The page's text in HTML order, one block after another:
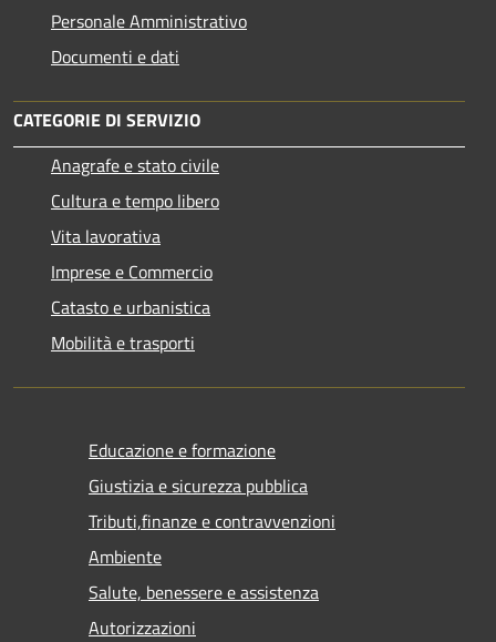
Personale Amministrativo
Documenti e dati
CATEGORIE DI SERVIZIO
Anagrafe e stato civile
Cultura e tempo libero
Vita lavorativa
Imprese e Commercio
Catasto e urbanistica
Mobilità e trasporti
Educazione e formazione
Giustizia e sicurezza pubblica
Tributi,finanze e contravvenzioni
Ambiente
Salute, benessere e assistenza
Autorizzazioni